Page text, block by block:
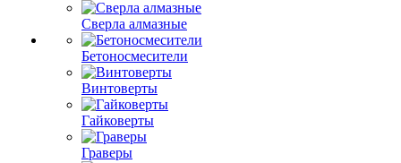
Сверла алмазные
Бетоносмесители
Винтоверты
Гайковерты
Граверы